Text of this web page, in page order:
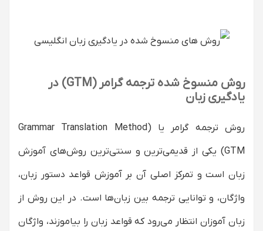
روش منسوخ شده ترجمه گرامر (GTM) در
یادگیری زبان
روش ترجمه گرامر یا (Grammar Translation Method
(GTM یکی از قدیمی‌ترین و سنتی‌ترین روش‌های آموزش
زبان است و تمرکز اصلی آن بر آموزش قواعد دستور زبان،
واژگان، و توانایی ترجمه بین زبان‌ها است. در این روش از
زبان آموزان انتظار می‌رود که قواعد زبان را بیاموزند، واژگان